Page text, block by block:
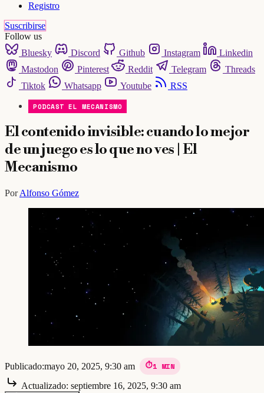
Registro
Suscribirse
Follow us
Bluesky
Discord Github Instagram
Linkedin
Mastodon
Pinterest Reddit Telegram
Threads
Tiktok
Whatsapp Youtube RSS
PODCAST EL MECANISMO
El contenido invisible: cuando lo mejor
de un juego es lo que no ves | El
Mecanismo
Por Alfonso Gómez
Publicado:mayo 20, 2025, 9:30 am
1 MIN
Actualizado: septiembre 16, 2025, 9:30 am